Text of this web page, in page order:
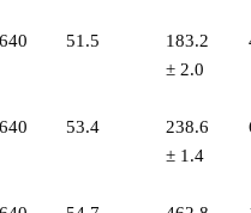
640 51.5
183.2
± 2.0
640 53.4
238.6
± 1.4